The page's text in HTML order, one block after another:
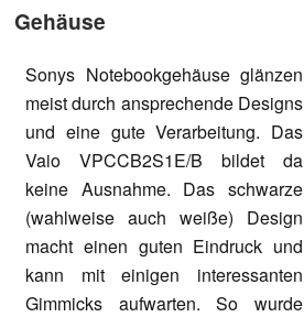
Gehäuse
Sonys Notebookgehäuse glänzen
meist durch ansprechende Designs
und eine gute Verarbeitung. Das
Vaio VPCCB2S1E/B bildet da
keine Ausnahme. Das schwarze
(wahlweise auch weiße) Design
macht einen guten Eindruck und
kann mit einigen interessanten
Gimmicks aufwarten. So wurde